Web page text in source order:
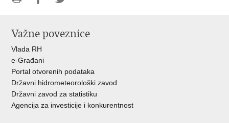
Facebooku
Twitteru
Važne poveznice
Vlada RH
e-Građani
Portal otvorenih podataka
Državni hidrometeorološki zavod
Državni zavod za statistiku
Agencija za investicije i konkurentnost